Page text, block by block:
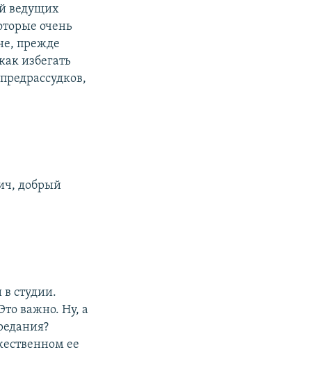
ведущих
очень
прежде
избегать
добрый
студии.
важно. Ну, а
ее